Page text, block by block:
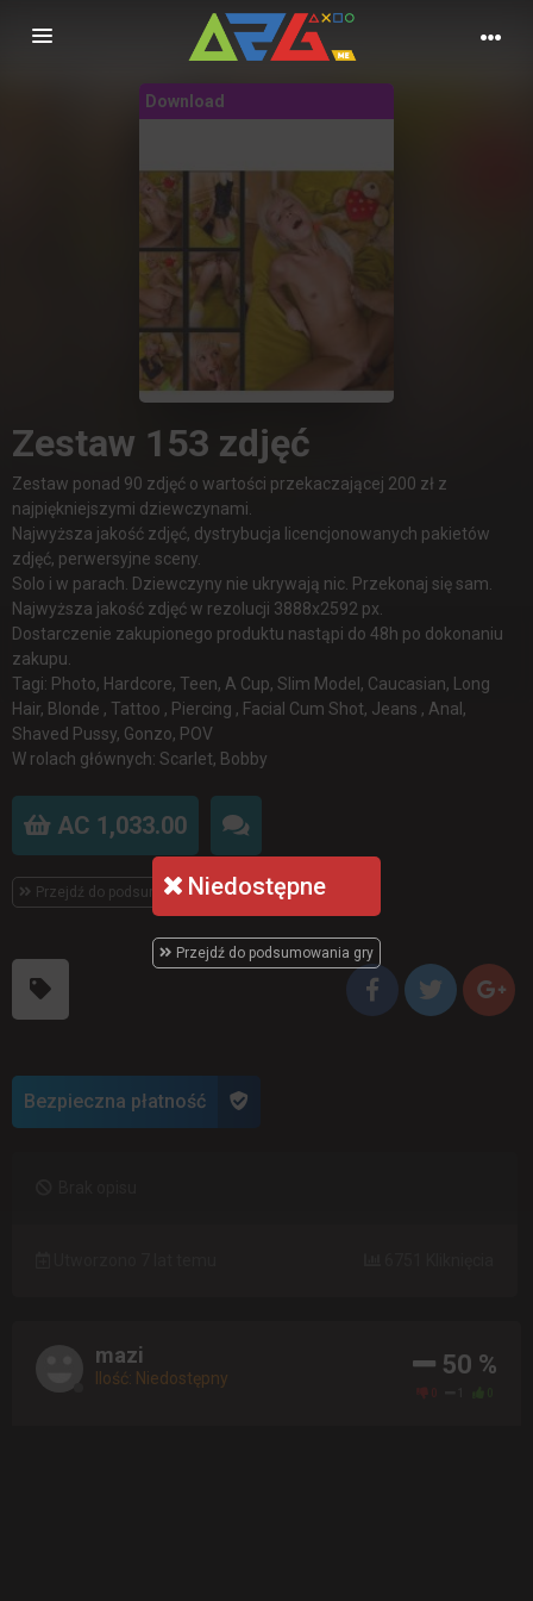
Nawigacja
Niedostępne
Przejdź do podsumowania gry
Download
Zestaw 153 zdjęć
Zestaw ponad 90 zdjęć o wartości przekaczającej 200 zł z
najpiękniejszymi dziewczynami.
Najwyższa jakość zdjęć, dystrybucja licencjonowanych pakietów
zdjęć, perwersyjne sceny.
Solo i w parach. Dziewczyny nie ukrywają nic. Przekonaj się sam.
Najwyższa jakość zdjęć w rezolucji 3888x2592 px.
Dostarczenie zakupionego produktu nastąpi do 48h po dokonaniu
zakupu.
Tagi: Photo, Hardcore, Teen, A Cup, Slim Model, Caucasian, Long
Hair, Blonde , Tattoo , Piercing , Facial Cum Shot, Jeans , Anal,
Shaved Pussy, Gonzo, POV
W rolach głównych: Scarlet, Bobby
AC 1,033.00
Przejdź do podsumowania gry
Bezpieczna płatność
mazi
Ilość: Niedostępny 50 %
0